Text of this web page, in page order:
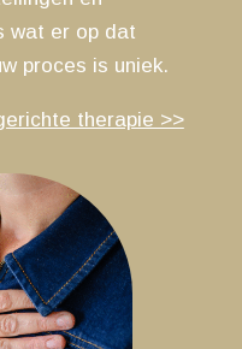
wat er op dat
proces is uniek.
therapie >>